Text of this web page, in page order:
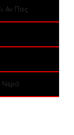
Αν Πας
Νερό